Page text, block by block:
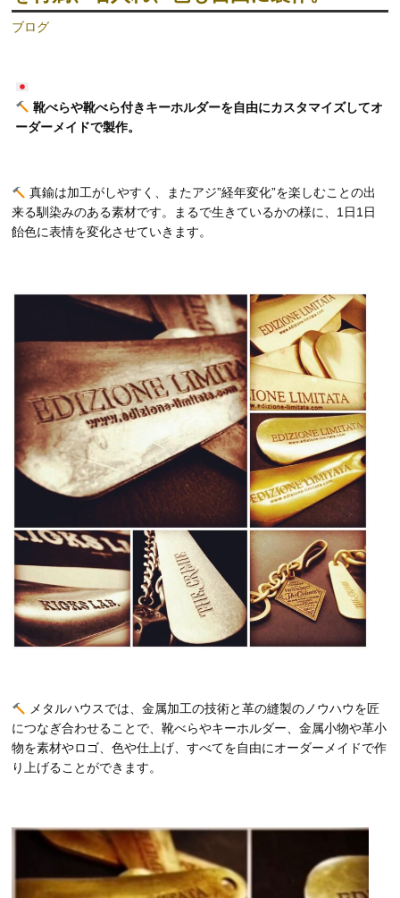
ブログ
靴べらや靴べら付きキーホルダーを自由にカスタマイズしてオ
ーダーメイドで製作。
真鍮は加工がしやすく、またアジ”経年変化”を楽しむことの出
来る馴染みのある素材です。まるで生きているかの様に、1日1日
飴色に表情を変化させていきます。
メタルハウスでは、金属加工の技術と革の縫製のノウハウを匠
につなぎ合わせることで、靴べらやキーホルダー、金属小物や革小
物を素材やロゴ、色や仕上げ、すべてを自由にオーダーメイドで作
り上げることができます。
プ